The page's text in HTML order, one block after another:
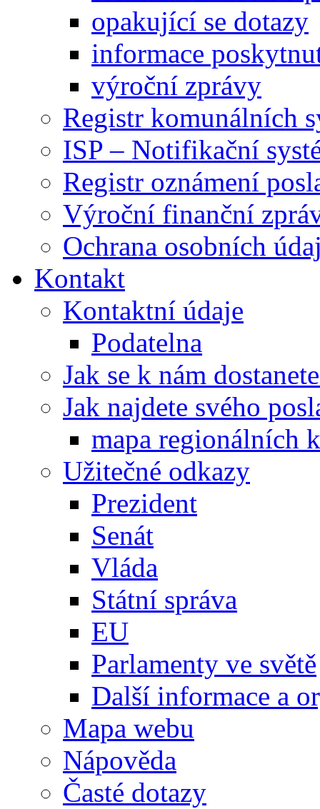
opakující se dotazy
informace
výroční zprávy
Registr komunálních
ISP – Notifikační
Registr oznámení
Výroční finanční
Ochrana osobních
Kontakt
Kontaktní údaje
Podatelna
Jak se k nám
Jak najdete svého
mapa regionálních
Užitečné odkazy
Prezident
Senát
Vláda
Státní správa
EU
Parlamenty ve světě
Další informace a
Mapa webu
Nápověda
Časté dotazy